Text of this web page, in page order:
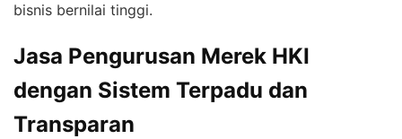
bisnis bernilai tinggi.
Jasa Pengurusan Merek HKI
dengan Sistem Terpadu dan
Transparan